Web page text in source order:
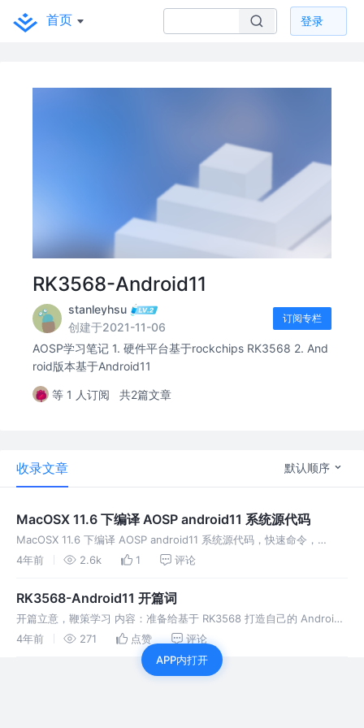
首页 登录
RK3568-Android11
stanleyhsu
创建于2021-11-06
订阅专栏
AOSP学习笔记 1. 硬件平台基于rockchips RK3568 2. And
roid版本基于Android11
等 1 人订阅 共2篇文章
收录文章 默认顺序
MacOSX 11.6 下编译 AOSP android11 系统源代码
MacOSX 11.6 下编译 AOSP android11 系统源代码，快速命令，
MacOSX上问题及解决。放弃vagrant虚拟机方案
4年前 2.6k 1 评论
RK3568-Android11 开篇词
开篇立意，鞭策学习 内容：准备给基于 RK3568 打造自己的 Android
智能平板，开个篇记录知识点点滴滴
4年前 271 点赞
评论
APP内打开